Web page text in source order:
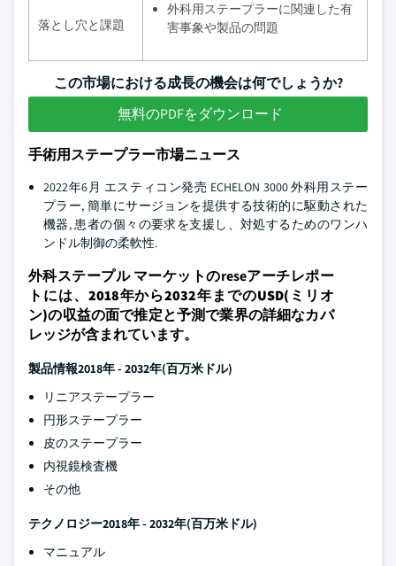
落とし穴と課題
外科用ステープラーに関連した有
害事象や製品の問題
この市場における成長の機会は何でしょうか?
無料のPDFをダウンロード
手術用ステープラー市場ニュース
2022年6月 エスティコン発売 ECHELON 3000 外科用ステー
プラー, 簡単にサージョンを提供する技術的に駆動された
機器, 患者の個々の要求を支援し、対処するためのワンハ
ンドル制御の柔軟性.
外科ステープル マーケットのreseアーチレポー
トには、2018年から2032年までのUSD(ミリオ
ン)の収益の面で推定と予測で業界の詳細なカバ
レッジが含まれています。
製品情報2018年 - 2032年(百万米ドル)
リニアステープラー
円形ステープラー
皮のステープラー
内視鏡検査機
その他
テクノロジー2018年 - 2032年(百万米ドル)
マニュアル